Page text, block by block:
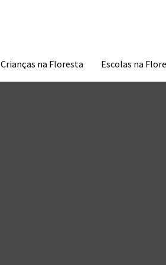
Crianças na Floresta Escolas na